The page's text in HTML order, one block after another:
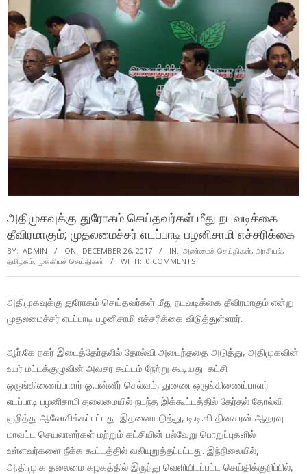
அதிமுகவுக்கு துரோகம் செய்தவர்கள் மீது நடவடிக்கை
தீவிரமாகும்; முதலமைச்சர் எடப்பாடி பழனிசாமி எச்சரிக்கை
BY: ADMIN ON: DECEMBER 26, 2017 IN: அண்மைச் செய்திகள், அரசியல்,
தமிழகம், முக்கியச் செய்திகள் WITH: 0 COMMENTS
அதிமுகவுக்கு துரோகம் செய்தவர்கள் மீது நடவடிக்கை தீவிரமாகும் என்று
முதலமைச்சர் எடப்பாடி பழனிசாமி எச்சரிக்கை விடுத்துள்ளார்.
ஆர்.கே நகர் இடைத்தேர்தலில் தோல்வி அடைந்ததை அடுத்து, அதிமுகவின்
உயர் மட்டக்குழுவின் அவசர கூட்டம் நேற்று கூடியது. கட்சி
ஒருங்கிணைப்பாளர் ஓ.பன்னீர் செல்வம், துணை ஒருங்கிணைப்பாளர்
எடப்பாடி பழனிசாமி தலைமையில் நடந்த இக்கூட்டத்தில் தேர்தல் தோல்வி
குறித்து ஆலோசிக்கப்பட்டது. இதனையடுத்து, டி.டி.வி தினகரன் ஆதரவு
மாவட்ட செயலாளர்கள் மற்றும் கட்சியின் பல்வேறு பொறுப்புகளில்
உள்ளவர்களை நீக்க கூட்டத்தில் வலியுறுத்தப்பட்டது. இந்நிலையில்,
அ.தி.மு.க தலைமை கழகத்தில் இருந்து வெளியிடப்பட்ட செய்திக்குறிப்பில்,